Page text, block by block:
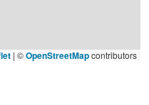
| ©OpenStreetMapcontributors